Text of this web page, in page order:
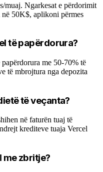
muaj. Ngarkesat e përdorimit
në 50K$, aplikoni përmes
të papërdorura?
me 50-70% të
të mbrojtura nga depozita
të veçanta?
në faturën tuaj të
krediteve tuaja Vercel
me zbritje?